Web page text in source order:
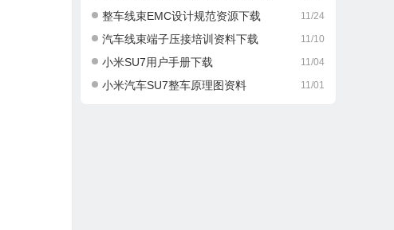
11/24
整车线束EMC设计规范资源下载
11/10
汽车线束端子压接培训资料下载
11/04
小米SU7用户手册下载
11/01
小米汽车SU7整车原理图资料